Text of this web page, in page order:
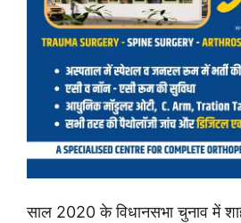
साल 2020 के विधानसभा चुनाव में